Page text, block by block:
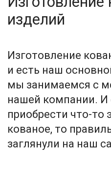
изделий
Изготовление
и есть наш
мы занимаемся с
нашей компании. И
приобрести что-то
кованое, то
заглянули на наш